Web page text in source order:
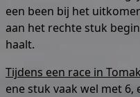
een been bij het
aan het rechte stuk
haalt.
Tijdens een race in
ene stuk vaak wel met